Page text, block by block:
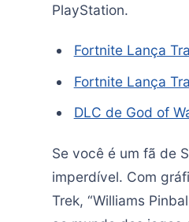
PlayStation.
Fortnite Lança
Fortnite Lança
DLC de God of
Se você é um fã de
imperdível. Com
Trek, “Williams